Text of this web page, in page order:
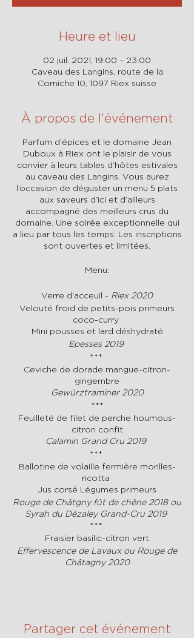
Heure et lieu
02 juil. 2021, 19:00 – 23:00
Caveau des Langins, route de la
Corniche 10, 1097 Riex suisse
À propos de l'événement
Parfum d’épices et le domaine Jean
Duboux à Riex ont le plaisir de vous
convier à leurs tables d’hôtes estivales
au caveau des Langins. Vous aurez
l’occasion de déguster un menu 5 plats
aux saveurs d’ici et d’ailleurs
accompagné des meilleurs crus du
domaine. Une soirée exceptionnelle qui
a lieu par tous les temps. Les inscriptions
sont ouvertes et limitées.
Menu:
Verre d'acceuil - Riex 2020
Velouté froid de petits-pois primeurs
coco-curry
Mini pousses et lard déshydraté
Epesses 2019
***
Ceviche de dorade mangue-citron-
gingembre
Gewürztraminer 2020
***
Feuilleté de filet de perche houmous-
citron confit
Calamin Grand Cru 2019
***
Ballotine de volaille fermière morilles-
ricotta
Jus corsé Légumes primeurs
Rouge de Châtgny fût de chêne 2018 ou
Syrah du Dézaley Grand-Cru 2019
***
Fraisier basilic-citron vert
Effervescence de Lavaux ou Rouge de
Châtagny 2020
Partager cet événement